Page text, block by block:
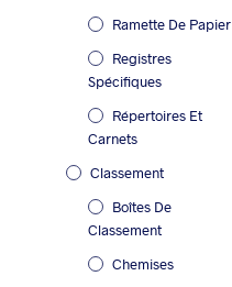
Ramette De Papier
Registres
Spécifiques
Répertoires Et
Carnets
Classement
Boîtes De
Classement
Chemises